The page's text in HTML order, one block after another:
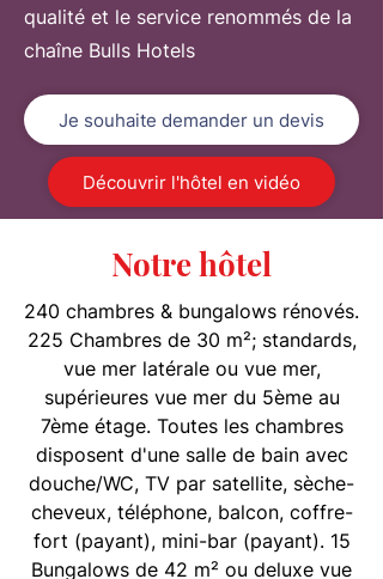
qualité et le service renommés de la
chaîne Bulls Hotels
Je souhaite demander un devis
Découvrir l'hôtel en vidéo
Notre hôtel
240 chambres & bungalows rénovés.
225 Chambres de 30 m²; standards,
vue mer latérale ou vue mer,
supérieures vue mer du 5ème au
7ème étage. Toutes les chambres
disposent d'une salle de bain avec
douche/WC, TV par satellite, sèche-
cheveux, téléphone, balcon, coffre-
fort (payant), mini-bar (payant). 15
Bungalows de 42 m² ou deluxe vue